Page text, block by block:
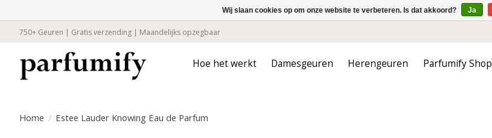
750+ Geuren | Gratis verzending | Maandelijks opzegbaar
Hoe het werkt Damesgeuren Herengeuren Parfumify Shop
Home / Estee Lauder Knowing Eau de Parfum
Wij slaan cookies op om onze website te verbeteren. Is dat akkoord? Ja